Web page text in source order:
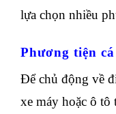
lựa chọn nhiều
Phương tiện
Để chủ động về
xe máy hoặc ô